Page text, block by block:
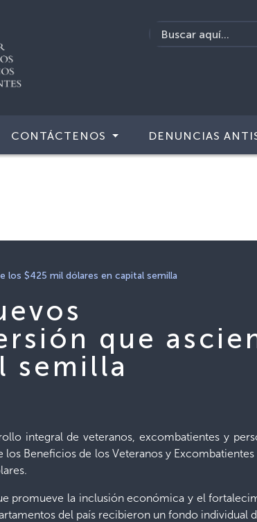
CONTÁCTENOS DENUNCIAS
los $425 mil dólares en capital semilla
que
semilla
integral de veteranos, excombatientes y
Beneficios de los Veteranos y Excombatientes
promueve la inclusión económica y el
del país recibieron un fondo individual